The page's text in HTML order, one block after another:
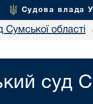
Судова влада
Сумської області
суд